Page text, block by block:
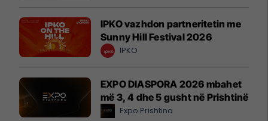
IPKO vazhdon partneritetin me
Sunny Hill Festival 2026
IPKO
EXPO DIASPORA 2026 mbahet
më 3, 4 dhe 5 gusht në Prishtinë
Expo Prishtina